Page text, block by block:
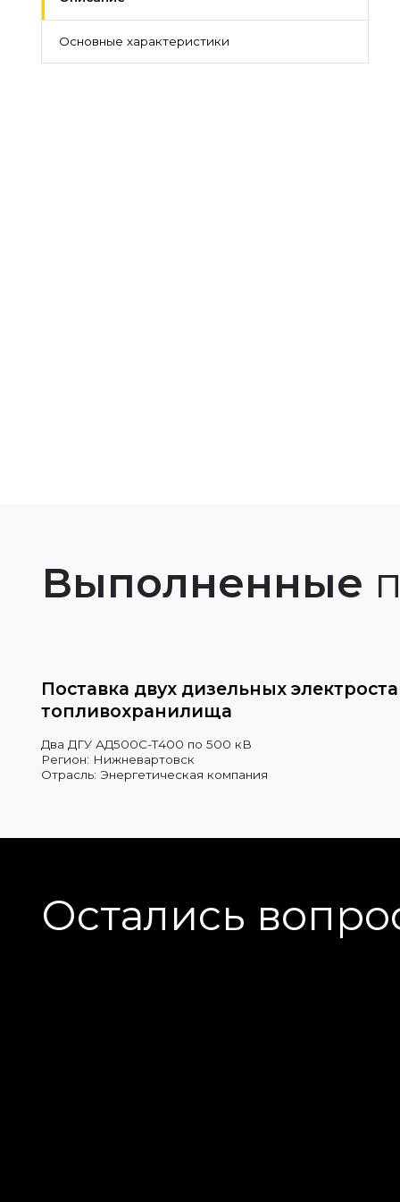
Основные характеристики
Выполненные
Поставка двух дизельных
топливохранилища
Два ДГУ АД500С-Т400 по 500 кВ
Регион: Нижневартовск
Отрасль: Энергетическая компания
Остались